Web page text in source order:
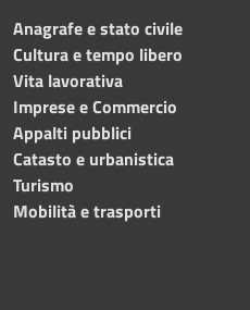
Anagrafe e stato civile
Cultura e tempo libero
Vita lavorativa
Imprese e Commercio
Appalti pubblici
Catasto e urbanistica
Turismo
Mobilità e trasporti